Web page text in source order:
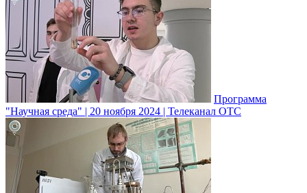
Программа
"Научная среда" | 20 ноября 2024 | Телеканал ОТС